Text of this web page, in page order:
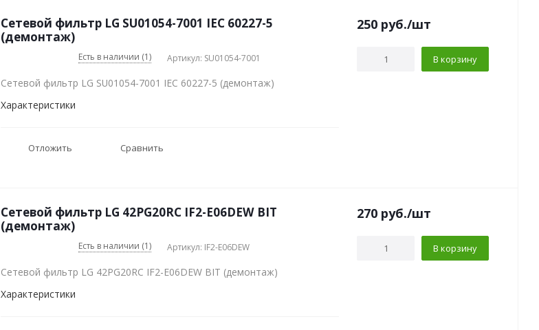
Сетевой фильтр LG SU01054-7001 IEC 60227-5
(демонтаж)
Есть в наличии (1) Артикул: SU01054-7001
Сетевой фильтр LG SU01054-7001 IEC 60227-5 (демонтаж)
Характеристики
Отложить Сравнить
250 руб./шт
В корзину
Сетевой фильтр LG 42PG20RC IF2-E06DEW BIT
(демонтаж)
Есть в наличии (1) Артикул: IF2-E06DEW
Сетевой фильтр LG 42PG20RC IF2-E06DEW BIT (демонтаж)
Характеристики
270 руб./шт
В корзину